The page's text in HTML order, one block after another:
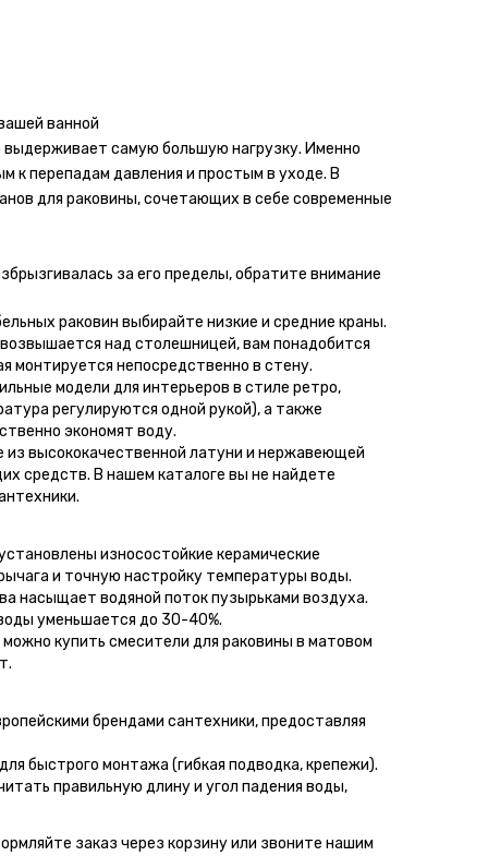
ванной
самую большую нагрузку. Именно
к перепадам давления и простым в уходе. В
для раковины, сочетающих в себе современные
за его пределы, обратите внимание
раковин выбирайте низкие и средние краны.
над столешницей, вам понадобится
монтируется непосредственно в стену.
модели для интерьеров в стиле ретро,
регулируются одной рукой), а также
экономят воду.
высококачественной латуни и нержавеющей
средств. В нашем каталоге вы не найдете
износостойкие керамические
и точную настройку температуры воды.
насыщает водяной поток пузырьками воздуха.
уменьшается до 30-40%.
купить смесители для раковины в матовом
брендами сантехники, предоставляя
быстрого монтажа (гибкая подводка, крепежи).
правильную длину и угол падения воды,
заказ через корзину или звоните нашим